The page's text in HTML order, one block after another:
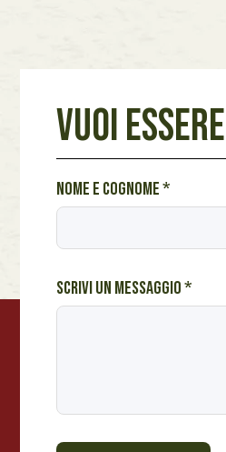
VUOI
Nome e cognome*
Scrivi un messaggio*